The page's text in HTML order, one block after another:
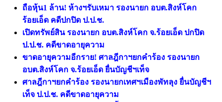
ถือหุ้น1 ล้าน! ห้างฯรับเหมา รองนายก อบต.สิงห์โคก
ร้อยเอ็ด คดีปกปิด ป.ป.ช.
เปิดทรัพย์สิน รองนายก อบต.สิงห์โคก จ.ร้อยเอ็ด ปกปิด
ป.ป.ช. คดีขาดอายุความ
ขาดอายุความอีกราย! ศาลฎีกาฯยกคำร้อง รองนายก
อบต.สิงห์โคก จ.ร้อยเอ็ด ยื่นบัญชีฯเท็จ
ศาลฎีกาฯยกคำร้อง รองนายกเทศฯเมืองพัทลุง ยื่นบัญชีฯ
เท็จ ป.ป.ช. คดีขาดอายุความ